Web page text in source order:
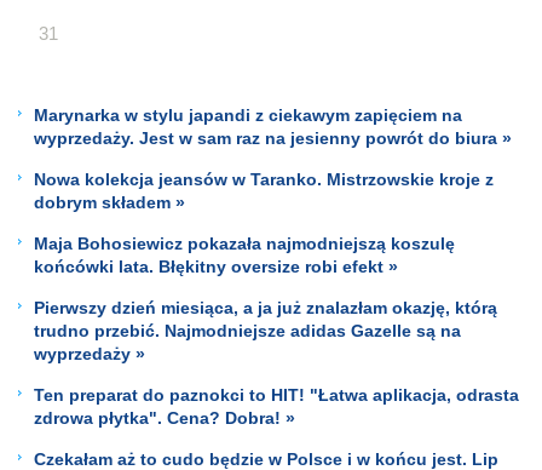
31
Marynarka w stylu japandi z ciekawym zapięciem na
wyprzedaży. Jest w sam raz na jesienny powrót do biura »
Nowa kolekcja jeansów w Taranko. Mistrzowskie kroje z
dobrym składem »
Maja Bohosiewicz pokazała najmodniejszą koszulę
końcówki lata. Błękitny oversize robi efekt »
Pierwszy dzień miesiąca, a ja już znalazłam okazję, którą
trudno przebić. Najmodniejsze adidas Gazelle są na
wyprzedaży »
Ten preparat do paznokci to HIT! "Łatwa aplikacja, odrasta
zdrowa płytka". Cena? Dobra! »
Czekałam aż to cudo będzie w Polsce i w końcu jest. Lip